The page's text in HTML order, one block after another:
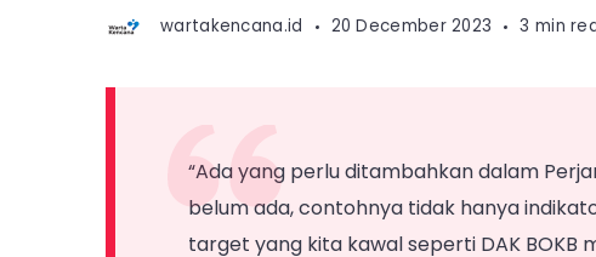
wartakencana.id 20 December 2023 3 min
“Ada yang perlu ditambahkan dalam
belum ada, contohnya tidak hanya
target yang kita kawal seperti DAK BOKB